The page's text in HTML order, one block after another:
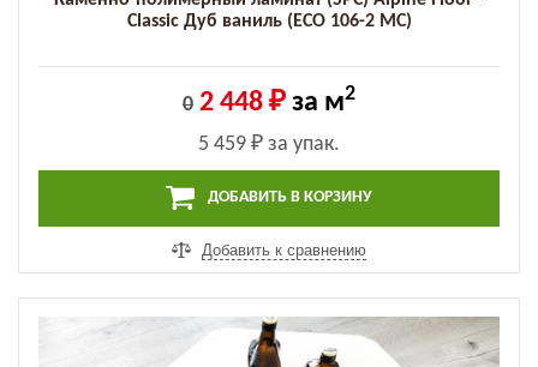
Classic Дуб ваниль (ECO 106-2 MC)
0 2 448 ₽ за м2
5 459 ₽ за упак.
ДОБАВИТЬ В КОРЗИНУ
Добавить к сравнению